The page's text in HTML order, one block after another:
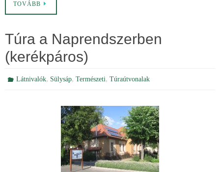
TOVÁBB
Túra a Naprendszerben
(kerékpáros)
Látnivalók, Sülysáp,Természeti,Túraútvonalak